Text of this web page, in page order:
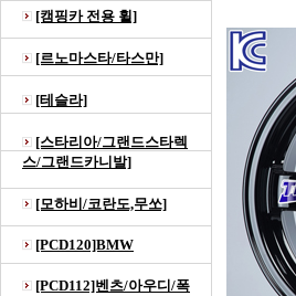
[캠핑카 전용 휠]
[르노마스타/타스만]
[테슬라]
[스타리아/그랜드스타렉
스/그랜드카니발]
[모하비/코란도,무쏘]
[PCD120]BMW
[PCD112]벤츠/아우디/폭